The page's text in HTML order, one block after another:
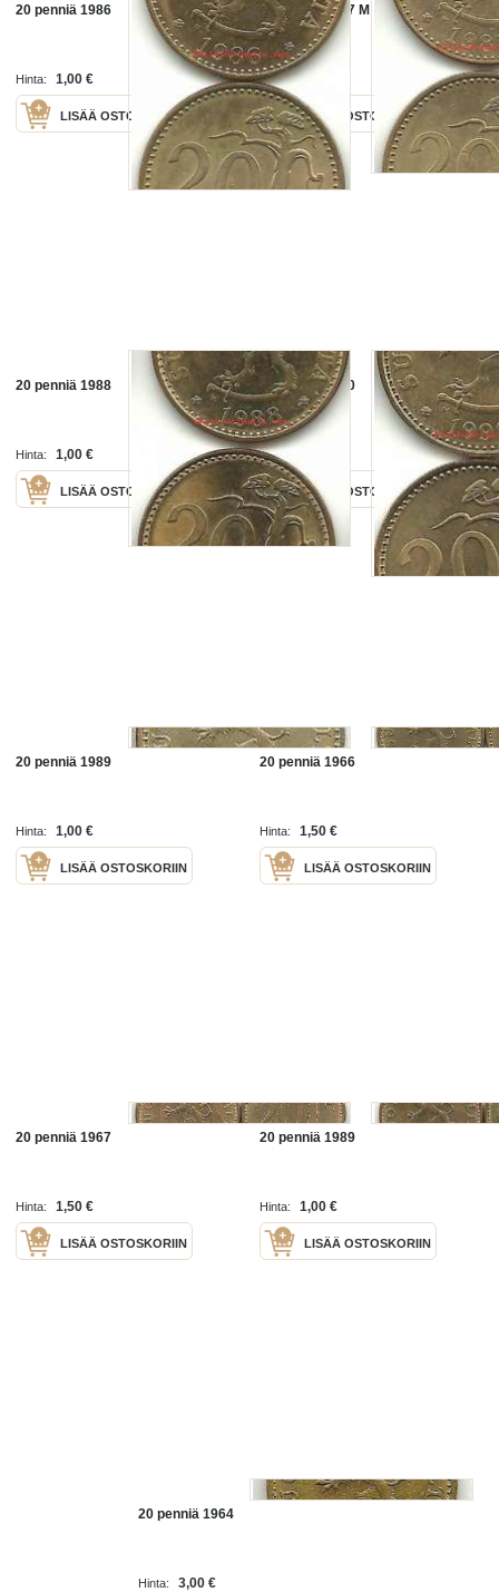
20 penniä 1986
Hinta: 1,00 €
LISÄÄ OSTOSKORIIN
20 penniä 1987 M
Hinta: 1,00 €
LISÄÄ OSTOSKORIIN
20 penniä 1988
Hinta: 1,00 €
LISÄÄ OSTOSKORIIN
20 penniä 1990
Hinta:
LISÄÄ OSTOSKORIIN
20 penniä 1989
Hinta: 1,00 €
LISÄÄ OSTOSKORIIN
20 penniä 1966
Hinta: 1,50 €
LISÄÄ OSTOSKORIIN
20 penniä 1967
Hinta: 1,50 €
LISÄÄ OSTOSKORIIN
20 penniä 1989
Hinta: 1,00 €
LISÄÄ OSTOSKORIIN
20 penniä 1964
Hinta: 3,00 €